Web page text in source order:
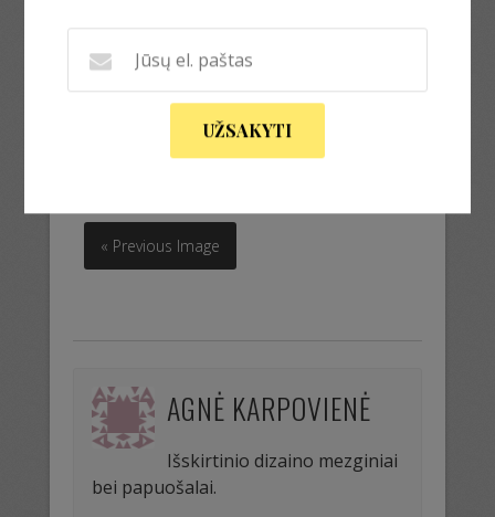
susiaustukas
« Previous Image
AGNĖ KARPOVIENĖ
Išskirtinio dizaino mezginiai
bei papuošalai.
UŽSAKYTI